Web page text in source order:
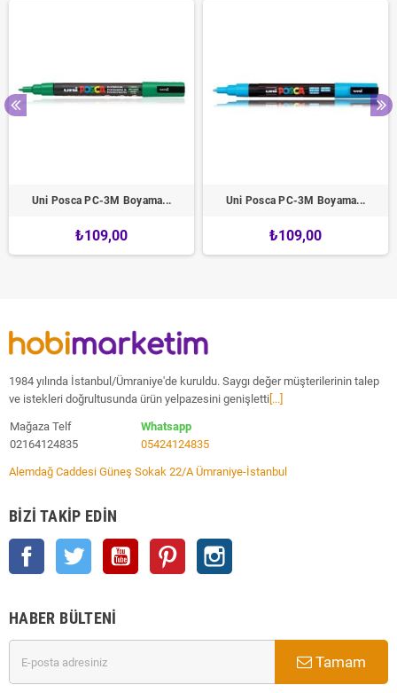
Uni Posca PC-3M Boyama...
₺109,00
Uni Posca PC-3M Boyama...
₺109,00
1984 yılında İstanbul/Ümraniye'de kuruldu. Saygı değer müşterilerinin talep
ve istekleri doğrultusunda ürün yelpazesini genişletti [...]
Mağaza Telf
02164124835
Whatsapp
05424124835
Alemdağ Caddesi Güneş Sokak 22/A Ümraniye-İstanbul
BIZI TAKIP EDIN
Facebook Twitter YouTube Pinterest
HABER BÜLTENI
Tamam